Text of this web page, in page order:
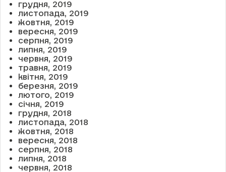
грудня, 2019
листопада, 2019
жовтня, 2019
вересня, 2019
серпня, 2019
липня, 2019
червня, 2019
травня, 2019
квітня, 2019
березня, 2019
лютого, 2019
січня, 2019
грудня, 2018
листопада, 2018
жовтня, 2018
вересня, 2018
серпня, 2018
липня, 2018
червня, 2018